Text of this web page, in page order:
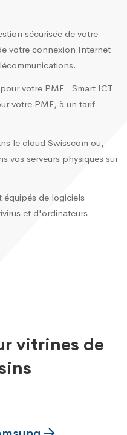
sécurisée de votre
votre connexion Internet
votre PME : Smart ICT
votre PME, à un tarif
le cloud Swisscom ou,
vos serveurs physiques sur
équipés de logiciels
et d'ordinateurs
vitrines de